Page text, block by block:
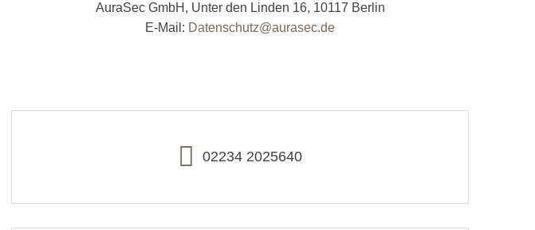
AuraSec GmbH, Unter den Linden 16, 10117 Berlin
E-Mail: Datenschutz@aurasec.de
02234 2025640